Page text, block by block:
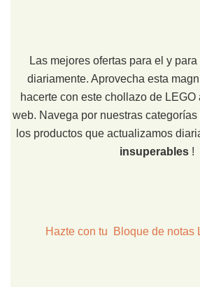
Las mejores ofertas para el y
diariamente. Aprovecha esta
hacerte con este chollazo de LEGO
web. Navega por nuestras
los productos que actualizamos
insuperables!
Hazte con tu Bloque de notas